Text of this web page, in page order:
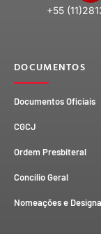
+55
DOCUMENTOS
Documentos Oficiais
CGCJ
Ordem Presbiteral
Concílio Geral
Nomeações e